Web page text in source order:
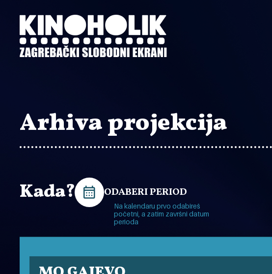
sadržaj
Arhiva projekcija
Kada? ODABERI PERIOD
Na kalendaru prvo odabireš
početni, a zatim završni datum
perioda